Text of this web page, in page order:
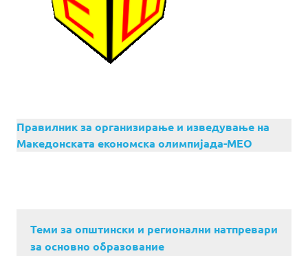
Правилник за организирање и изведување на
Македонската економска олимпијада-МЕО
Теми за општински и регионални натпревари
за основно образование